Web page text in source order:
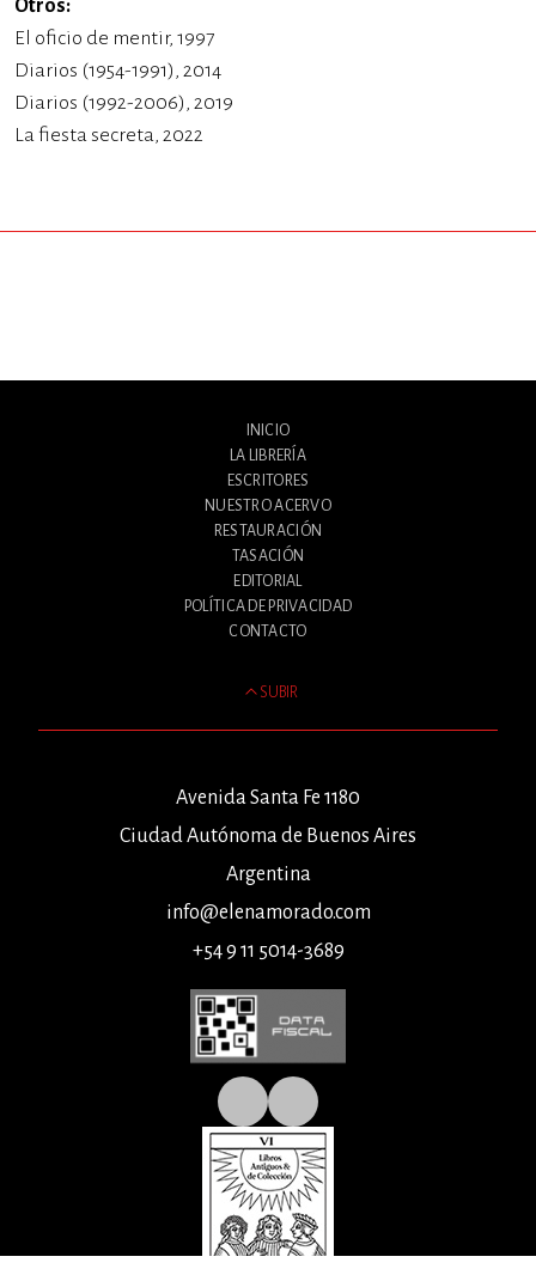
Otros:
El oficio de mentir, 1997
Diarios (1954-1991), 2014
Diarios (1992-2006), 2019
La fiesta secreta, 2022
INICIO
LA LIBRERÍA
ESCRITORES
NUESTRO ACERVO
RESTAURACIÓN
TASACIÓN
EDITORIAL
POLÍTICA DE PRIVACIDAD
CONTACTO
SUBIR
Avenida Santa Fe 1180
Ciudad Autónoma de Buenos Aires
Argentina
info@elenamorado.com
+54 9 11 5014-3689